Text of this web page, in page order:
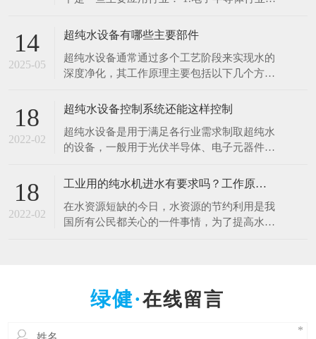
于清洗硅片、光刻、蚀刻等工艺。例如，芯片
制造中，需要使用超纯水将硅片表面的杂质清
洗干净，以确保芯片的性能和良品率。哪怕是
极其微量的杂质，都可能导致芯片电路短路或
14
2025-05
超纯水设备有哪些主要部件
超纯水设备通常通过多个工艺阶段来实现水的
深度净化，其工作原理主要包括以下几个方
等设备，通过不同粒径的石英砂、无烟煤等介
质、悬浮物等，降低水的浊度，保护后续设备
免受颗粒物质的磨损和堵塞。 2.活性炭吸附：
18
2022-02
超纯水设备控制系统还能这样控制
超纯水设备是用于满足各行业需求制取超纯水
的设备，一般用于光伏半导体、电子元器件、
制系统是十分的重要，控制着整一套超纯水设
纯水设备控制系统采用全自动PLC人机界面控
制对水处理系统进行自动监测控制，可进行自
18
2022-02
工业用的纯水机进水有要求吗？工作原理什么？
在水资源短缺的今日，水资源的节约利用是我
国所有公民都关心的一件事情，为了提高水资
备根据进水的原水质以及出水的水质要求不一
在线留言